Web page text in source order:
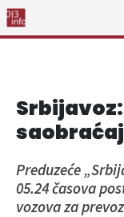
Preduzeće
05.24 časova
vozova za